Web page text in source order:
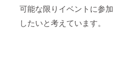
可能な限りイベントに参加
したいと考えています。